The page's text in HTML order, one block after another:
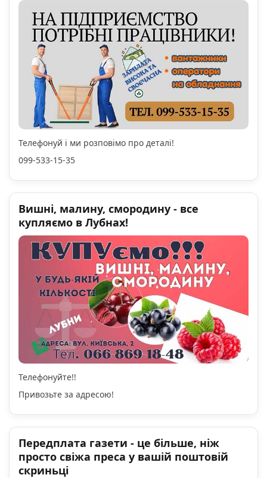
Телефонуй і ми розповімо про деталі!
099-533-15-35
Вишні, малину, смородину - все
купляємо в Лубнах!
Телефонуйте!!
Привозьте за адресою!
Передплата газети - це більше, ніж
просто свіжа преса у вашій поштовій
скриньці